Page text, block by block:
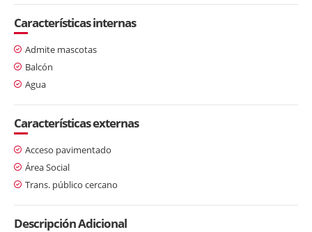
Características internas
Admite mascotas
Balcón
Agua
Características externas
Acceso pavimentado
Área Social
Trans. público cercano
Descripción Adicional